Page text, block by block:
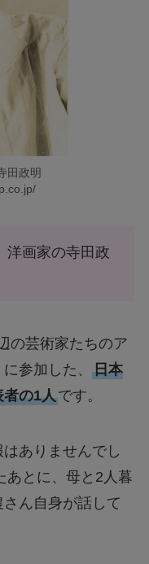
田政明
洋画家の寺田政
の芸術家たちのア
参加した、 日本
者の1人です。
ありませんでし
あとに、母と2人暮
ん自身が話して